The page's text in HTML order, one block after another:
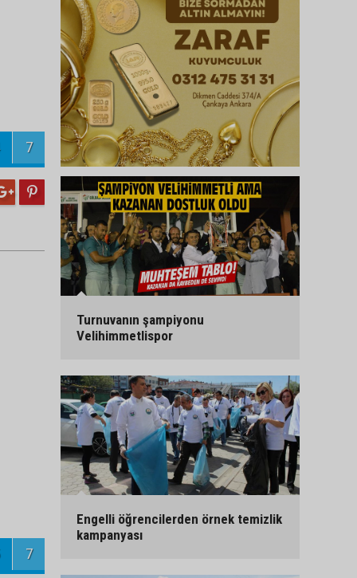
7
7
Turnuvanın şampiyonu
Velihimmetlispor
Engelli öğrencilerden örnek temizlik
kampanyası